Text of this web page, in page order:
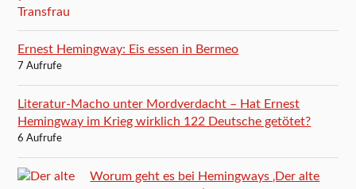
Ernest Hemingway: Eis essen in Bermeo
7 Aufrufe
Literatur-Macho unter Mordverdacht – Hat Ernest
Hemingway im Krieg wirklich 122 Deutsche getötet?
6 Aufrufe
Worum geht es bei Hemingways ‚Der alte